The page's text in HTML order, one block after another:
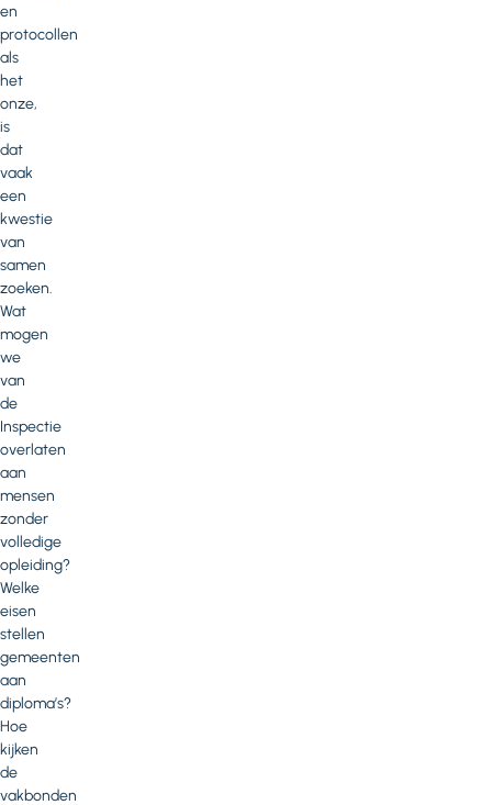
en
protocollen
als
het
onze,
is
dat
vaak
een
kwestie
van
samen
zoeken.
Wat
mogen
we
van
de
Inspectie
overlaten
aan
mensen
zonder
volledige
opleiding?
Welke
eisen
stellen
gemeenten
aan
diploma’s?
Hoe
kijken
de
vakbonden